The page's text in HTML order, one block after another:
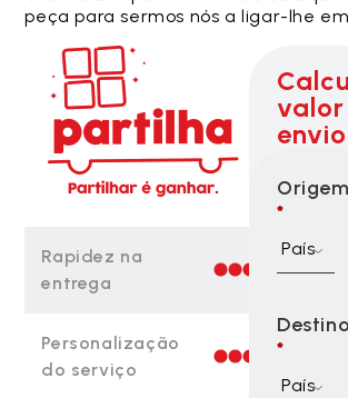
peça para sermos nós a ligar-lhe em
Rapidez na
entrega
Personalização
do serviço
valor
envio
Origem
*
País
Destino
*
País